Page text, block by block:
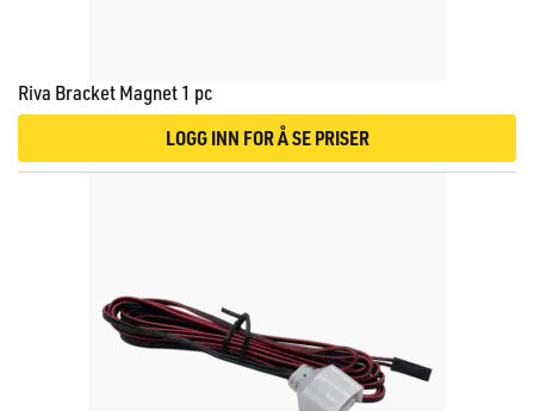
Riva Bracket Magnet 1 pc
LOGG INN FOR Å SE PRISER